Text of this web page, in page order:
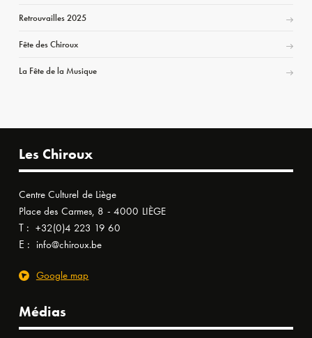
Retrouvailles 2025
Fête des Chiroux
La Fête de la Musique
Les Chiroux
Centre Culturel de Liège
Place des Carmes, 8 - 4000 LIÈGE
T : +32(0)4 223 19 60
E : info@chiroux.be
Google map
Médias